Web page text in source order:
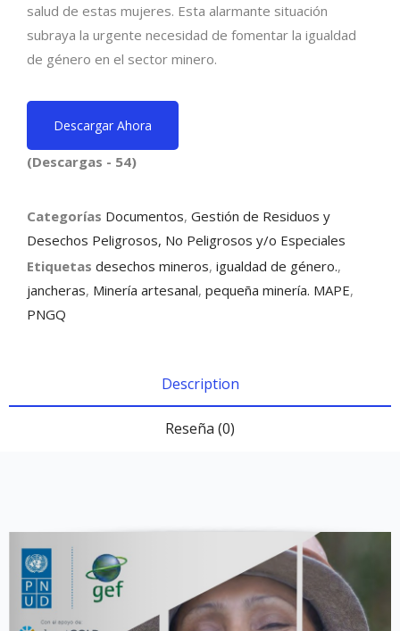
salud de estas mujeres. Esta alarmante situación
subraya la urgente necesidad de fomentar la igualdad
de género en el sector minero.
Descargar Ahora
(Descargas - 54)
Categorías Documentos, Gestión de Residuos y
Desechos Peligrosos, No Peligrosos y/o Especiales
Etiquetas desechos mineros, igualdad de género.,
jancheras, Minería artesanal, pequeña minería. MAPE,
PNGQ
Description
Reseña (0)